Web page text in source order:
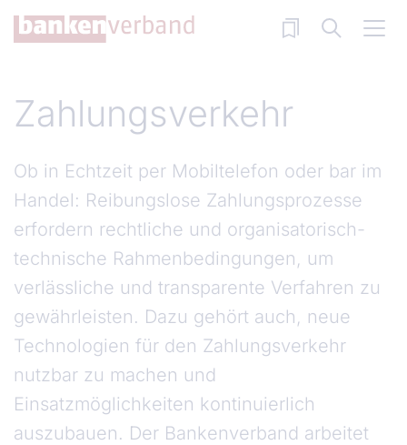
Direkt zum Inhalt
Zahlungsverkehr
Ob in Echtzeit per Mobiltelefon oder bar im
Handel: Reibungslose Zahlungsprozesse
erfordern rechtliche und organisatorisch-
technische Rahmenbedingungen, um
verlässliche und transparente Verfahren zu
gewährleisten. Dazu gehört auch, neue
Technologien für den Zahlungsverkehr
nutzbar zu machen und
Einsatzmöglichkeiten kontinuierlich
auszubauen. Der Bankenverband arbeitet